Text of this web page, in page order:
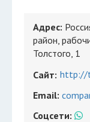
Адрес:
район,
Толстого, 1
Сайт: http://
Email:
Соцсети: